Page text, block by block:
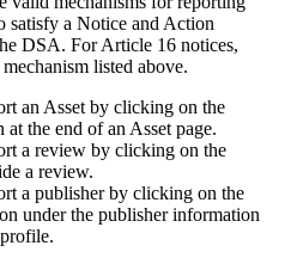
satisfy a Notice and Action
DSA. For Article 16 notices,
listed above.
an Asset by clicking on the
at the end of an Asset page.
a review by clicking on the
a review.
a publisher by clicking on the
under the publisher information